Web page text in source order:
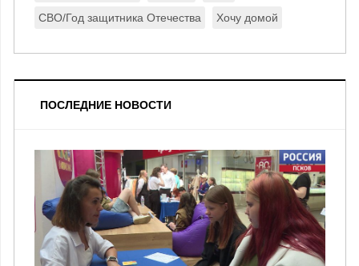
СВО/Год защитника Отечества Хочу домой
ПОСЛЕДНИЕ НОВОСТИ